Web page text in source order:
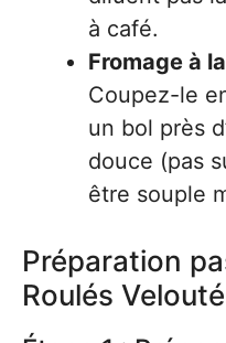
à café.
Fromage à
Coupez-le
un bol près
douce (pas
être souple
Préparation
Roulés